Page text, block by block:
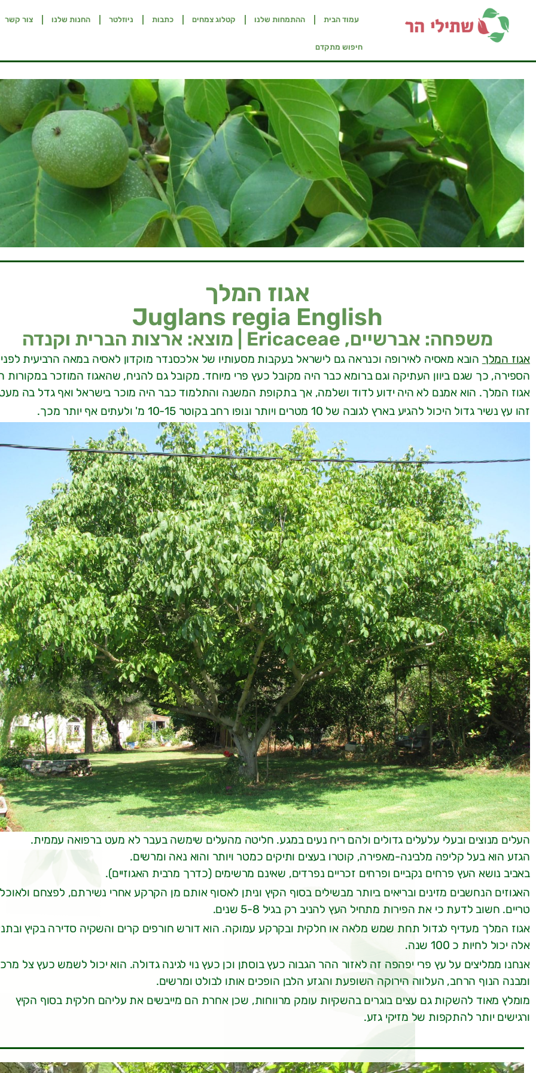
עמוד הבית ההתמחות שלנו קטלוג צמחים כתבות ניוזלטר החנות שלנו צור קשר
חיפוש מתקדם
אגוז המלך
Juglans regia English
משפחה: אברשיים, Ericaceae | מוצא: ארצות הברית וקנדה
אגוז המלך הובא מאסיה לאירופה וכנראה גם לישראל בעקבות מסעותיו של אלכסנדר מוקדון לאסיה במאה הרביעית לפני
הספירה, כך שגם ביוון העתיקה וגם ברומא כבר היה מקובל כעץ פרי מיוחד. מקובל גם להניח, שהאגוז המוזכר במקורות
אגוז המלך. הוא אמנם לא היה ידוע לדוד ושלמה, אך בתקופת המשנה והתלמוד כבר היה מוכר בישראל ואף גדל בה
זהו עץ נשיר גדול היכול להגיע בארץ לגובה של 10 מטרים ויותר ונופו רחב בקוטר 10-15 מ' ולעתים אף יותר מכך.
העלים מנוצים ובעלי עלעלים גדולים ולהם ריח נעים במגע. חליטה מהעלים שימשה בעבר לא מעט ברפואה עממית.
הגזע הוא בעל קליפה מלבינה-מאפירה, קוטרו בעצים ותיקים כמטר ויותר והוא נאה ומרשים.
באביב נושא העץ פרחים נקביים ופרחים זכריים נפרדים, שאינם מרשימים (כדרך מרבית האגוזיים).
האגוזים הנחשבים מזינים ובריאים ביותר מבשילים בסוף הקיץ וניתן לאסוף אותם מן הקרקע אחרי נשירתם, לפצחם
טריים. חשוב לדעת כי את הפירות מתחיל העץ להניב רק בגיל 5-8 שנים.
אגוז המלך מעדיף לגדול תחת שמש מלאה או חלקית ובקרקע עמוקה. הוא דורש חורפים קרים והשקיה סדירה בקיץ
אלה יכול לחיות כ 100 שנה.
אנחנו ממליצים על עץ פרי יפהפה זה לאזור ההר הגבוה כעץ בוסתן וכן כעץ נוי לגינה גדולה. הוא יכול לשמש כעץ צל
ומבנה הנוף הרחב, העלווה הירוקה השופעת והגזע הלבן הופכים אותו לבולט ומרשים.
מומלץ מאוד להשקות גם עצים בוגרים בהשקיות עומק מרווחות, שכן אחרת הם מייבשים את עליהם חלקית בסוף הקיץ
ורגישים יותר להתקפות של מזיקי גזע.